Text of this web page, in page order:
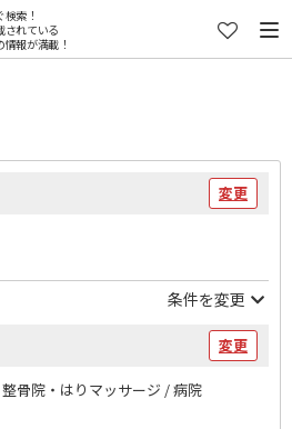
索！
されている
報が満載！
変更
条件を変更
変更
骨院・はりマッサージ / 病院